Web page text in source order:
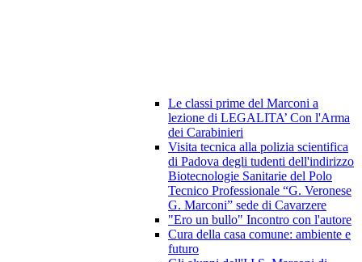
Le classi prime del Marconi a
lezione di LEGALITA’ Con l'Arma
dei Carabinieri
Visita tecnica alla polizia scientifica
di Padova degli tudenti dell'indirizzo
Biotecnologie Sanitarie del Polo
Tecnico Professionale “G. Veronese
G. Marconi” sede di Cavarzere
"Ero un bullo" Incontro con l'autore
Cura della casa comune: ambiente e
futuro